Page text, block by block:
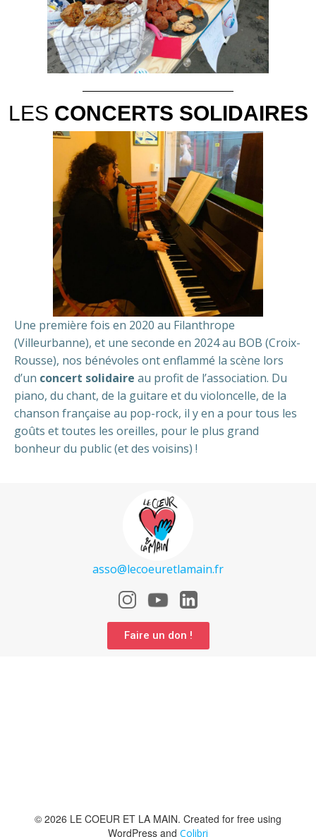
LES CONCERTS SOLIDAIRES
Une première fois en 2020 au Filanthrope
(Villeurbanne), et une seconde en 2024 au BOB (Croix-
Rousse), nos bénévoles ont enflammé la scène lors
d’un concert solidaire au profit de l’association. Du
piano, du chant, de la guitare et du violoncelle, de la
chanson française au pop-rock, il y en a pour tous les
goûts et toutes les oreilles, pour le plus grand
bonheur du public (et des voisins) !
asso@lecoeuretlamain.fr
Faire un don !
© 2026 LE COEUR ET LA MAIN. Created for free using
WordPress and Colibri